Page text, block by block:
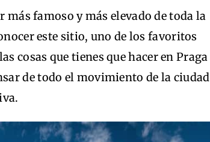
más famoso y más elevado de toda la
este sitio, uno de los favoritos
cosas que tienes que hacer en Praga
de todo el movimiento de la ciudad